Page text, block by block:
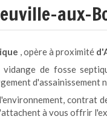
aux-
, opère à proximité
de fosse
d'assainissement
contrat
à vous offrir